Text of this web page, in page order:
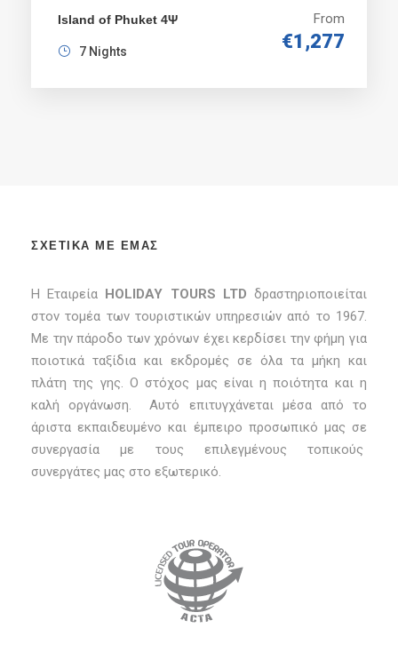
Island of Phuket 4Ψ From
€1,277
7 Nights
ΣΧΕΤΙΚΑ ΜΕ ΕΜΑΣ
Η Εταιρεία HOLIDAY TOURS LTD δραστηριοποιείται
στον τομέα των τουριστικών υπηρεσιών από το 1967.
Με την πάροδο των χρόνων έχει κερδίσει την φήμη για
ποιοτικά ταξίδια και εκδρομές σε όλα τα μήκη και
πλάτη της γης. Ο στόχος μας είναι η ποιότητα και η
καλή οργάνωση. Αυτό επιτυγχάνεται μέσα από το
άριστα εκπαιδευμένο και έμπειρο προσωπικό μας σε
συνεργασία με τους επιλεγμένους τοπικούς
συνεργάτες μας στο εξωτερικό.